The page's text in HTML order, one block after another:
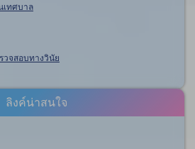
เทศบาล
วจสอบทางวินัย
ลิงค์น่าสนใจ